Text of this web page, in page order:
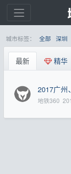
城市标签： 全部 深圳
最新 精华
2017广州
地铁360